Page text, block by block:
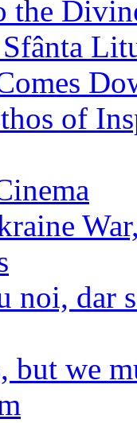
the
of
noi, dar
but we